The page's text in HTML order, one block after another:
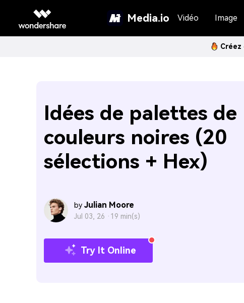
Media.io Vidéo Image
Créez
Idées de palettes de
couleurs noires (20
sélections + Hex)
by Julian Moore
Jul 03, 26 · 19 min(s)
Try It Online